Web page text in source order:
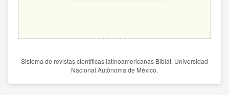
Sistema de revistas científicas latinoamericanas Biblat. Universidad
Nacional Autónoma de México.